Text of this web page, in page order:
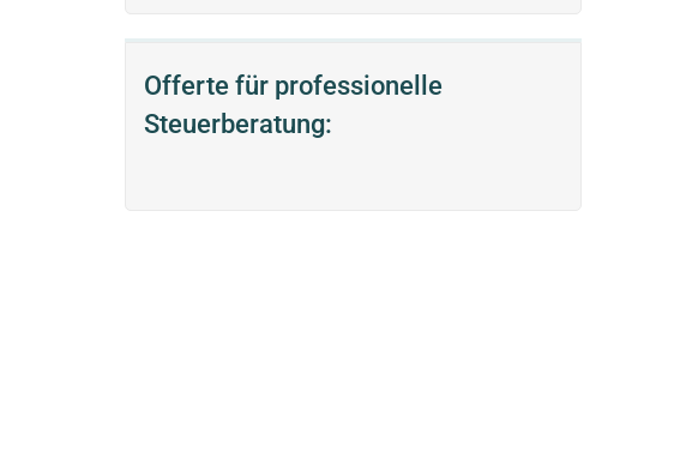
Offerte für professionelle
Steuerberatung: